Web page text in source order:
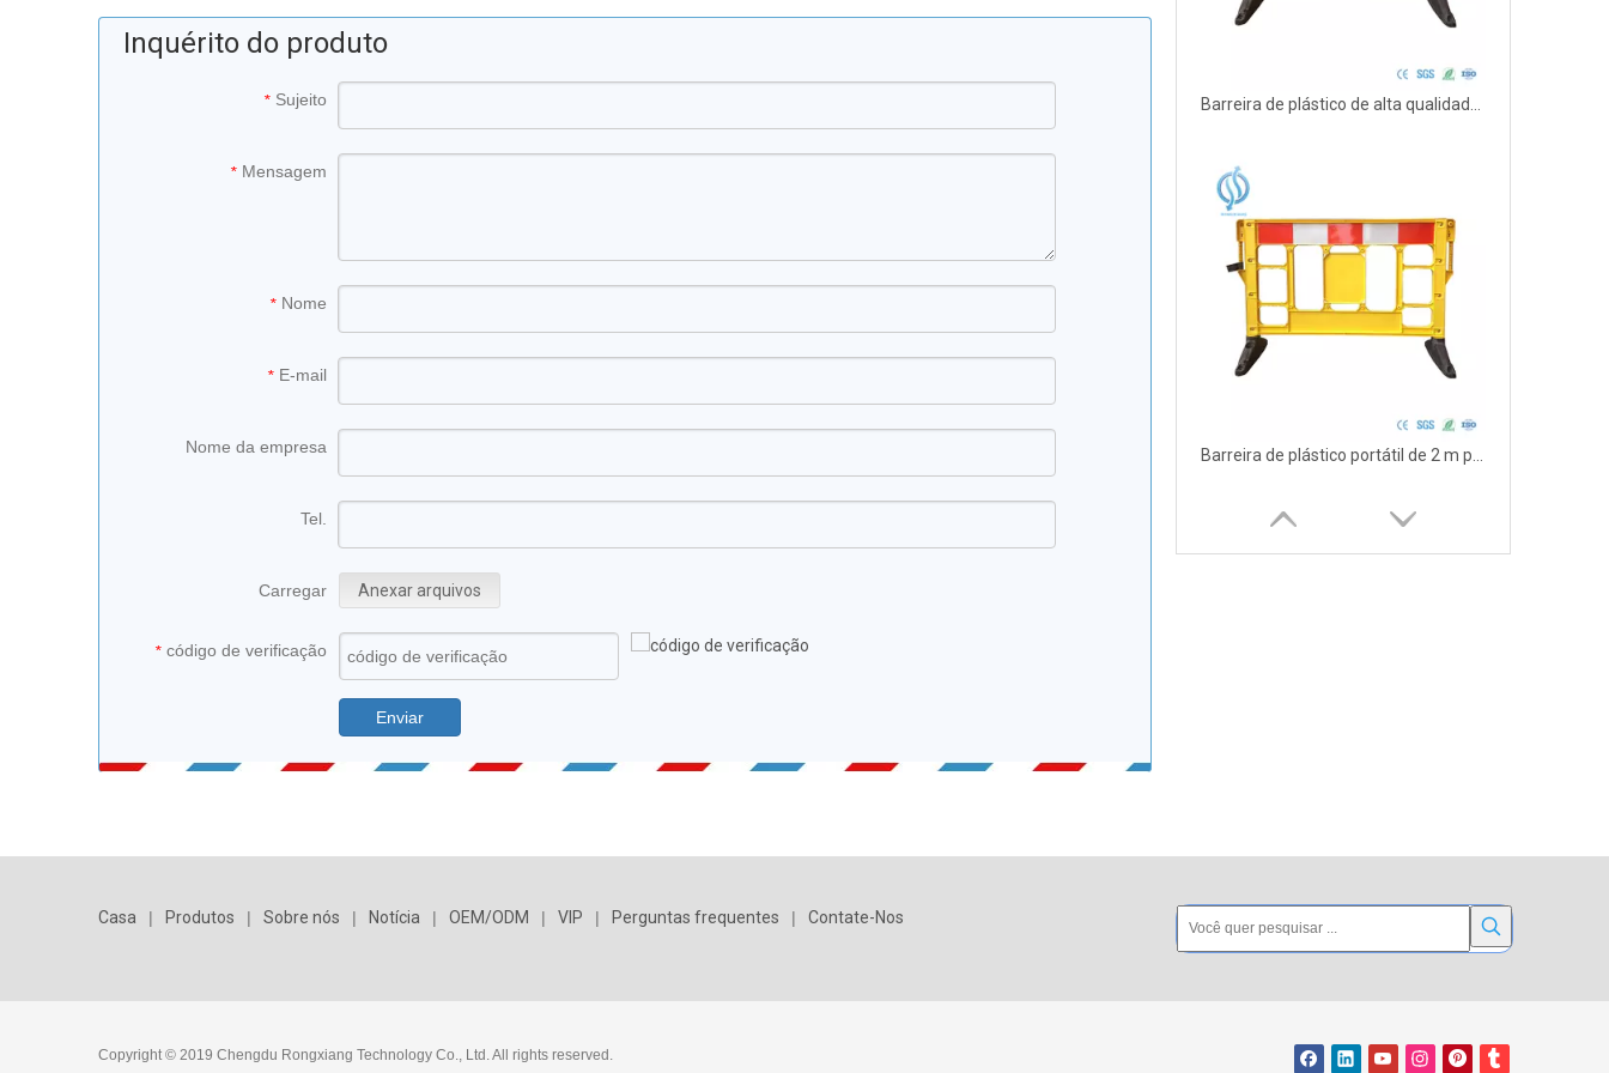
Inquérito do produto
* Sujeito
* Mensagem
* Nome
* E-mail
Nome da empresa
Tel.
Carregar Anexar arquivos
* código de verificação
Enviar
Casa | Produtos | Sobre nós | Notícia | OEM/ODM | VIP | Perguntas frequentes | Contate-Nos
Copyright © 2019 Chengdu Rongxiang Technology Co., Ltd. All rights reserved.